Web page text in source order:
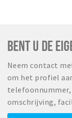
BENT U DE
Neem contact
om het profiel
telefoonnummer,
omschrijving,